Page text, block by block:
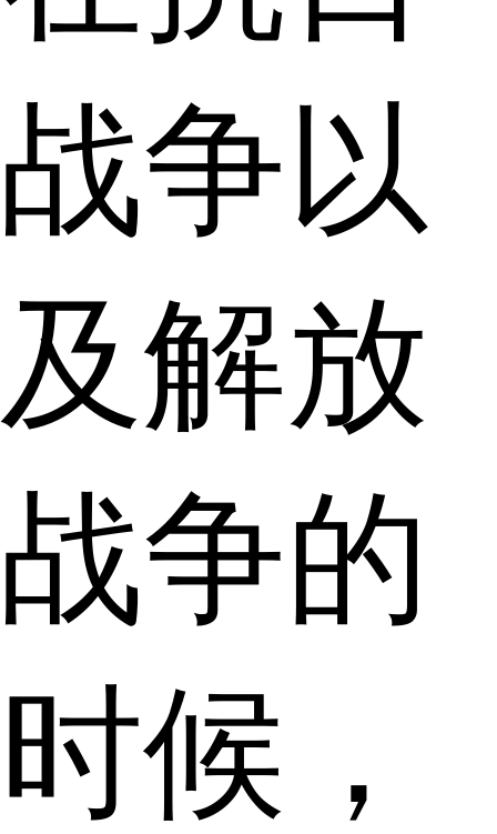
战争以
及解放
战争的
时候，